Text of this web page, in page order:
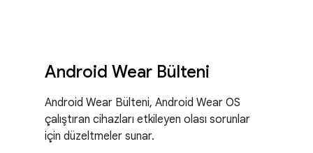
Android Wear Bülteni
Android Wear Bülteni, Android Wear OS
çalıştıran cihazları etkileyen olası sorunlar
için düzeltmeler sunar.